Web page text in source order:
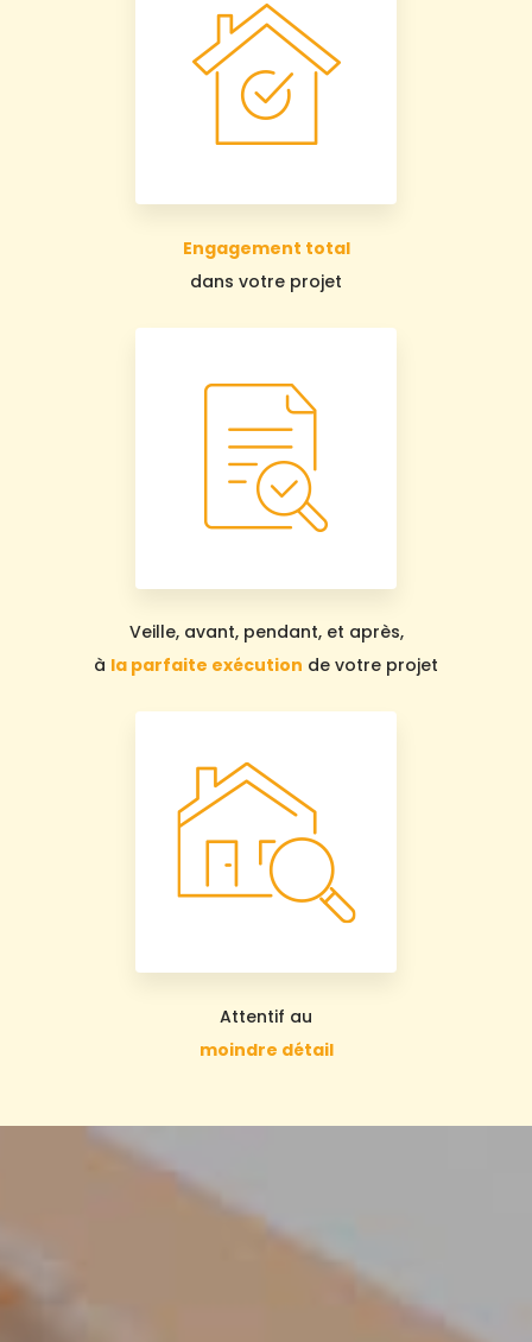
Engagement total
dans votre projet
Veille, avant, pendant, et après,
à la parfaite exécution de votre projet
Attentif au
moindre détail